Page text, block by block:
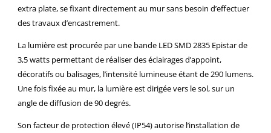
extra plate, se fixant directement au mur sans besoin d’effectuer
des travaux d’encastrement.
La lumière est procurée par une bande LED SMD 2835 Epistar de
3,5 watts permettant de réaliser des éclairages d’appoint,
décoratifs ou balisages, l’intensité lumineuse étant de 290 lumens.
Une fois fixée au mur, la lumière est dirigée vers le sol, sur un
angle de diffusion de 90 degrés.
Son facteur de protection élevé (IP54) autorise l’installation de